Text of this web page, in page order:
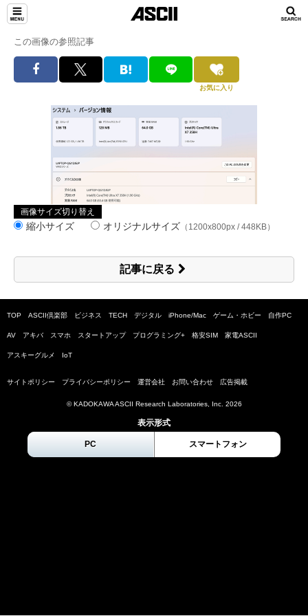
この画像の参照記事
お気に入り
画像サイズ切り替え
縮小サイズ オリジナルサイズ （1200x800px / 448KB）
記事に戻る
TOP ASCII倶楽部 ビジネス TECH デジタル iPhone/Mac ゲーム・ホビー 自作PC
AV アキバ スマホ スタートアップ プログラミング+ 格安SIM 家電ASCII
アスキーグルメ IoT
サイトポリシー プライバシーポリシー 運営会社 お問い合わせ 広告掲載
© KADOKAWA ASCII Research Laboratories, Inc. 2026
表示形式
PC スマートフォン